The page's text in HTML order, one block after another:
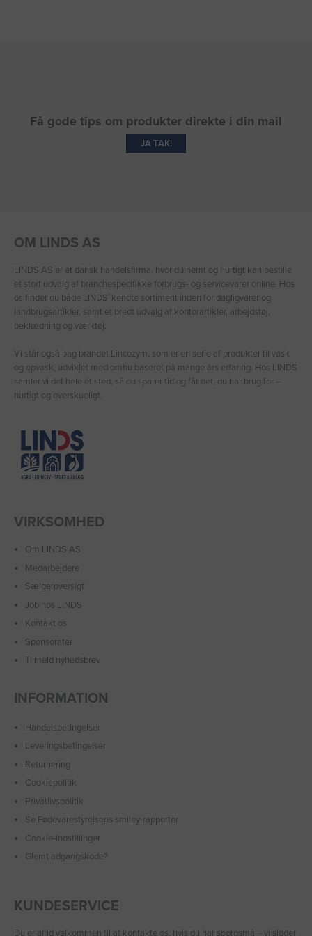
Få gode tips om produkter direkte i din mail
JA TAK!
OM LINDS AS
LINDS AS er et dansk handelsfirma, hvor du nemt og hurtigt kan bestille
et stort udvalg af branchespecifikke forbrugs- og servicevarer online. Hos
os finder du både LINDS′ kendte sortiment inden for dagligvarer og
landbrugsartikler, samt et bredt udvalg af kontorartikler, arbejdstøj,
beklædning og værktøj.
Vi står også bag brandet Lincozym, som er en serie af produkter til vask
og opvask, udviklet med omhu baseret på mange års erfaring. Hos LINDS
samler vi det hele ét sted, så du sparer tid og får det, du har brug for –
hurtigt og overskueligt.
VIRKSOMHED
Om LINDS AS
Medarbejdere
Sælgeroversigt
Job hos LINDS
Kontakt os
Sponsorater
Tilmeld nyhedsbrev
INFORMATION
Handelsbetingelser
Leveringsbetingelser
Returnering
Cookiepolitik
Privatlivspolitik
Se Fødevarestyrelsens smiley-rapporter
Cookie-indstillinger
Glemt adgangskode?
KUNDESERVICE
Du er altid velkommen til at kontakte os, hvis du har spørgsmål - vi sidder